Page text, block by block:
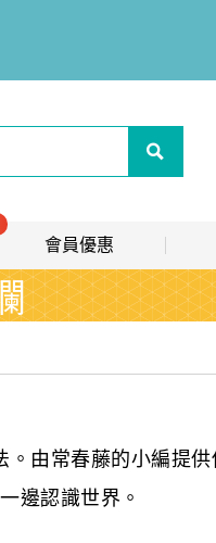
會員優惠
歡迎加入常春藤
我的音檔收聽櫃new
會員升等辦法
高效
由常春藤的小編提供
邊認識世界。